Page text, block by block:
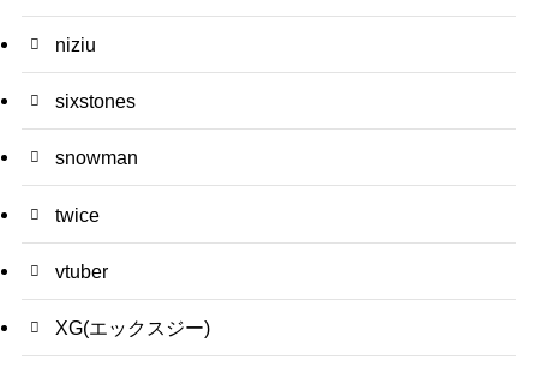
niziu
sixstones
snowman
twice
vtuber
XG(エックスジー)